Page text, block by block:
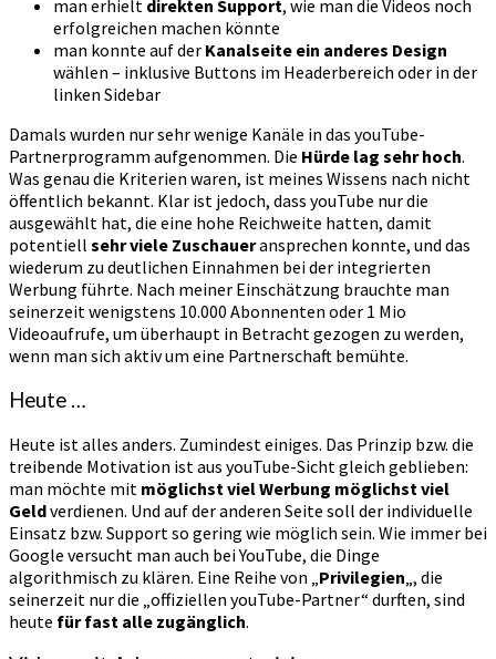
man erhielt direkten Support, wie man die Videos noch
erfolgreichen machen könnte
man konnte auf der Kanalseite ein anderes Design
wählen – inklusive Buttons im Headerbereich oder in der
linken Sidebar
Damals wurden nur sehr wenige Kanäle in das youTube-
Partnerprogramm aufgenommen. Die Hürde lag sehr hoch.
Was genau die Kriterien waren, ist meines Wissens nach nicht
öffentlich bekannt. Klar ist jedoch, dass youTube nur die
ausgewählt hat, die eine hohe Reichweite hatten, damit
potentiell sehr viele Zuschaueransprechen konnte, und das
wiederum zu deutlichen Einnahmen bei der integrierten
Werbung führte. Nach meiner Einschätzung brauchte man
seinerzeit wenigstens 10.000 Abonnenten oder 1 Mio
Videoaufrufe, um überhaupt in Betracht gezogen zu werden,
wenn man sich aktiv um eine Partnerschaft bemühte.
Heute …
Heute ist alles anders. Zumindest einiges. Das Prinzip bzw. die
treibende Motivation ist aus youTube-Sicht gleich geblieben:
man möchte mit möglichst viel Werbung möglichst viel
Geldverdienen. Und auf der anderen Seite soll der individuelle
Einsatz bzw. Support so gering wie möglich sein. Wie immer bei
Google versucht man auch bei YouTube, die Dinge
algorithmisch zu klären. Eine Reihe von „ Privilegien „, die
seinerzeit nur die „offiziellen youTube-Partner“ durften, sind
heute für fast alle zugänglich.